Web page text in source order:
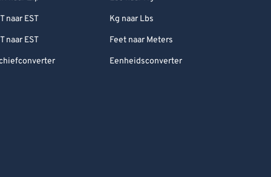
naar EST
naar EST
Kg naar Lbs
Feet naar Meters
Eenheidsconverter